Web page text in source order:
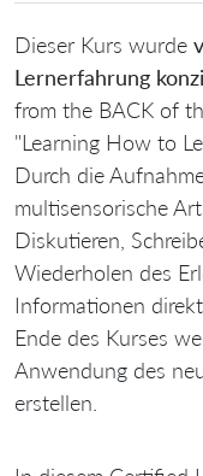
Dieser Kurs wurde
Lernerfahrung
from the BACK of
"Learning How to
Durch die
multisensorische
Diskutieren,
Wiederholen des
Informationen
Ende des Kurses
Anwendung des
erstellen.